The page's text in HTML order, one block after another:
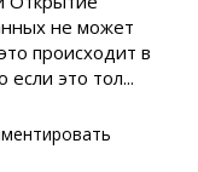
не может
происходит в
это тол...